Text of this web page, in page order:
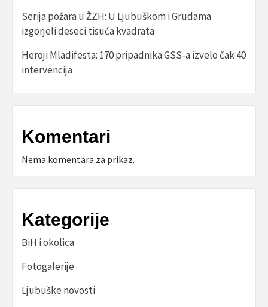
Serija požara u ŽZH: U Ljubuškom i Grudama
izgorjeli deseci tisuća kvadrata
Heroji Mladifesta: 170 pripadnika GSS-a izvelo čak 40
intervencija
Komentari
Nema komentara za prikaz.
Kategorije
BiH i okolica
Fotogalerije
Ljubuške novosti